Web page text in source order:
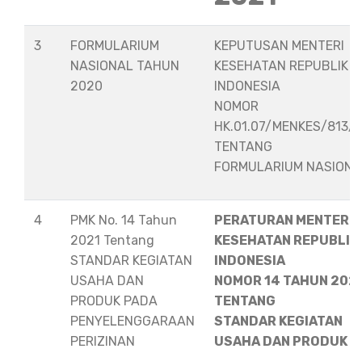
3
FORMULARIUM
NASIONAL TAHUN
2020
KEPUTUSAN MENTERI
KESEHATAN REPUBLIK
INDONESIA
NOMOR
HK.01.07/MENKES/813/
TENTANG
FORMULARIUM
4
PMK No. 14 Tahun
2021 Tentang
STANDAR KEGIATAN
USAHA DAN
PRODUK PADA
PENYELENGGARAAN
PERIZINAN
PERATURAN MENTERI
KESEHATAN REPUBLIK
INDONESIA
NOMOR 14 TAHUN
TENTANG
STANDAR KEGIATAN
USAHA DAN PRODUK